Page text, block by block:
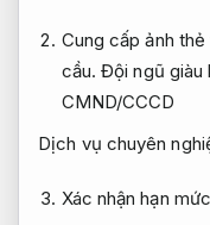
Cung cấp ảnh
cầu. Đội ngũ giàu
CMND/CCCD
Dịch vụ chuyên
Xác nhận hạn